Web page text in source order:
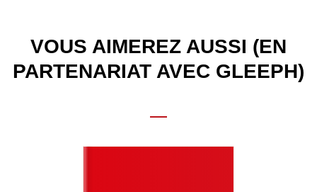
VOUS AIMEREZ AUSSI (EN
PARTENARIAT AVEC GLEEPH)